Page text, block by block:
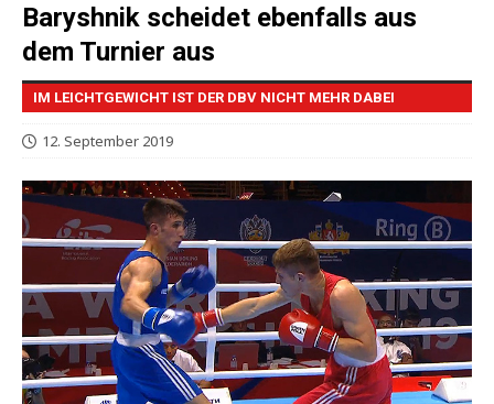
Baryshnik scheidet ebenfalls aus
dem Turnier aus
IM LEICHTGEWICHT IST DER DBV NICHT MEHR DABEI
12. September 2019